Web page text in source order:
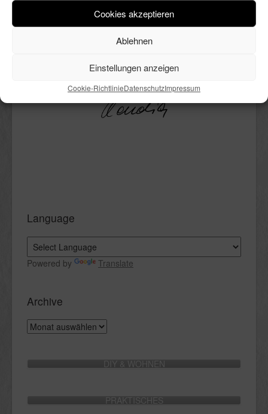
Cookies akzeptieren
Ablehnen
Einstellungen anzeigen
Cookie-RichtlinieDatenschutzImpressum
andeutungsweise. Ich liebe ihn
trotzdem. Außerdem mag ich
kochen, DIY’s, Deko, Bücher und
vieles mehr. All das ist hier in
Language
Powered by Translate
Archive
Archive
DIY & WOHNEN
PRAKTISCHES